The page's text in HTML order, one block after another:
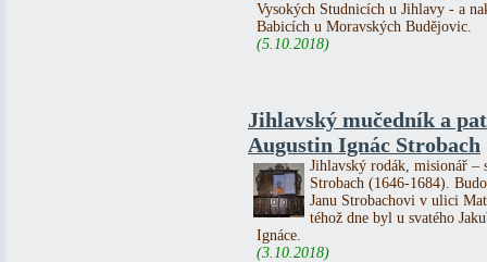
Vysokých Studnicích u Jihlavy - a
Babicích u Moravských Budějovic.
(5.10.2018)
Jihlavský mučedník a
Augustin Ignác Strobach
Jihlavský rodák, misionář –
Strobach (1646-1684).
Janu Strobachovi v ulici
téhož dne byl u svatého
Ignáce.
(3.10.2018)